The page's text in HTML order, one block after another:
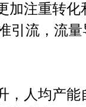
注重转化
引流，流
人均产能